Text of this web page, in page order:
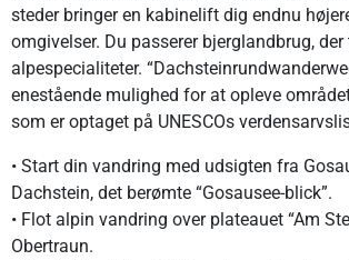
steder bringer en kabinelift dig endnu
omgivelser. Du passerer bjerglandbrug,
alpespecialiteter.
enestående mulighed for at opleve
som er optaget på UNESCOs
• Start din vandring med udsigten fra
Dachstein, det berømte “Gosausee-blick”.
• Flot alpin vandring over plateauet “Am
Obertraun.